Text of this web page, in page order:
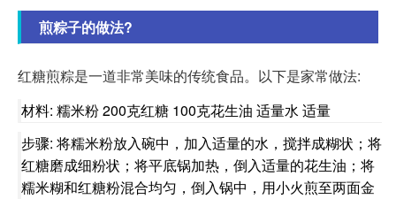
煎粽子的做法?
红糖煎粽是一道非常美味的传统食品。以下是家常做法:
材料: 糯米粉 200克红糖 100克花生油 适量水 适量
步骤: 将糯米粉放入碗中，加入适量的水，搅拌成糊状；将
红糖磨成细粉状；将平底锅加热，倒入适量的花生油；将
糯米糊和红糖粉混合均匀，倒入锅中，用小火煎至两面金